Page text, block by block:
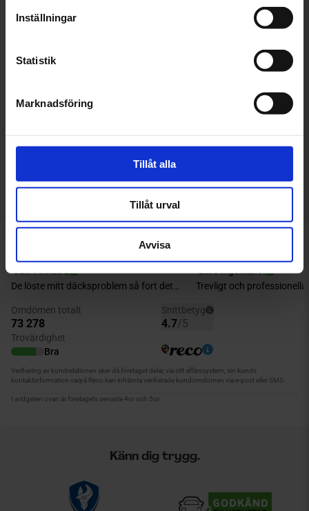
Inställningar
Statistik
Marknadsföring
Tillåt alla
Tillåt urval
Avvisa
Klicka här
Känn dig trygg.